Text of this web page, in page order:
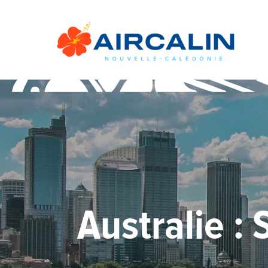
Australie :